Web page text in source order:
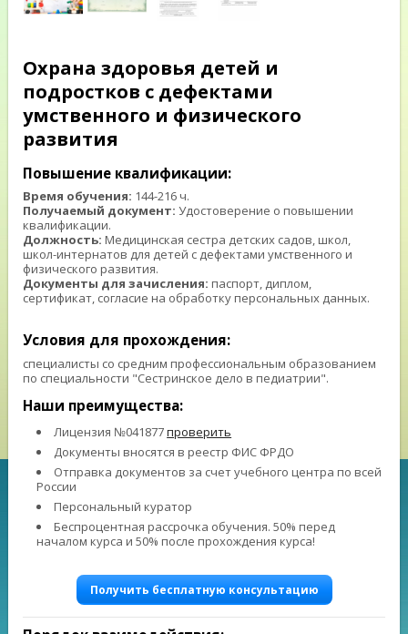
Охрана здоровья детей и
подростков с дефектами
умственного и физического
развития
Повышение квалификации:
Время обучения: 144-216 ч.
Получаемый документ: Удостоверение о повышении
квалификации.
Должность: Медицинская сестра детских садов, школ,
школ-интернатов для детей с дефектами умственного и
физического развития.
Документы для зачисления: паспорт, диплом,
сертификат, согласие на обработку персональных данных.
Условия для прохождения:
специалисты со средним профессиональным образованием
по специальности "Сестринское дело в педиатрии".
Наши преимущества:
Лицензия №041877проверить
Документы вносятся в реестр ФИС ФРДО
Отправка документов за счет учебного центра по всей
России
Персональный куратор
Беспроцентная рассрочка обучения. 50% перед
началом курса и 50% после прохождения курса!
Получить бесплатную консультацию